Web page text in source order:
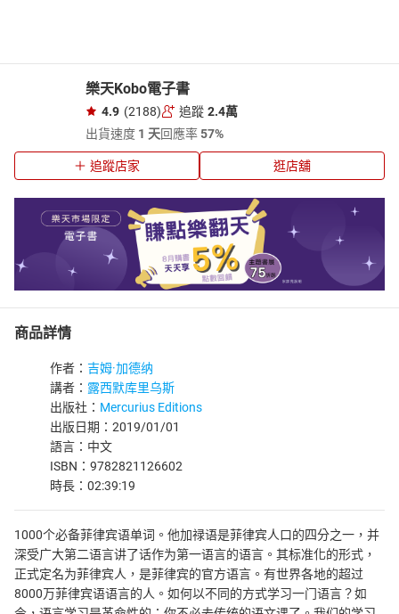
樂天Kobo電子書
4.9 (2188) 追蹤 2.4萬
出貨速度 1 天回應率57%
追蹤店家 逛店舖
商品詳情
作者： 吉姆·加德纳
講者： 露西默库里乌斯
出版社： Mercurius Editions
出版日期：2019/01/01
語言：中文
ISBN：9782821126602
時長：02:39:19
1000个必备菲律宾语单词。他加禄语是菲律宾人口的四分之一，并
深受广大第二语言讲了话作为第一语言的语言。其标准化的形式，
正式定名为菲律宾人，是菲律宾的官方语言。有世界各地的超过
8000万菲律宾语语言的人。如何以不同的方式学习一门语言？如